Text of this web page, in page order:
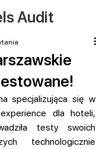
Audit
specjalizująca się w
dla hoteli,
testy swoich
technologicznie